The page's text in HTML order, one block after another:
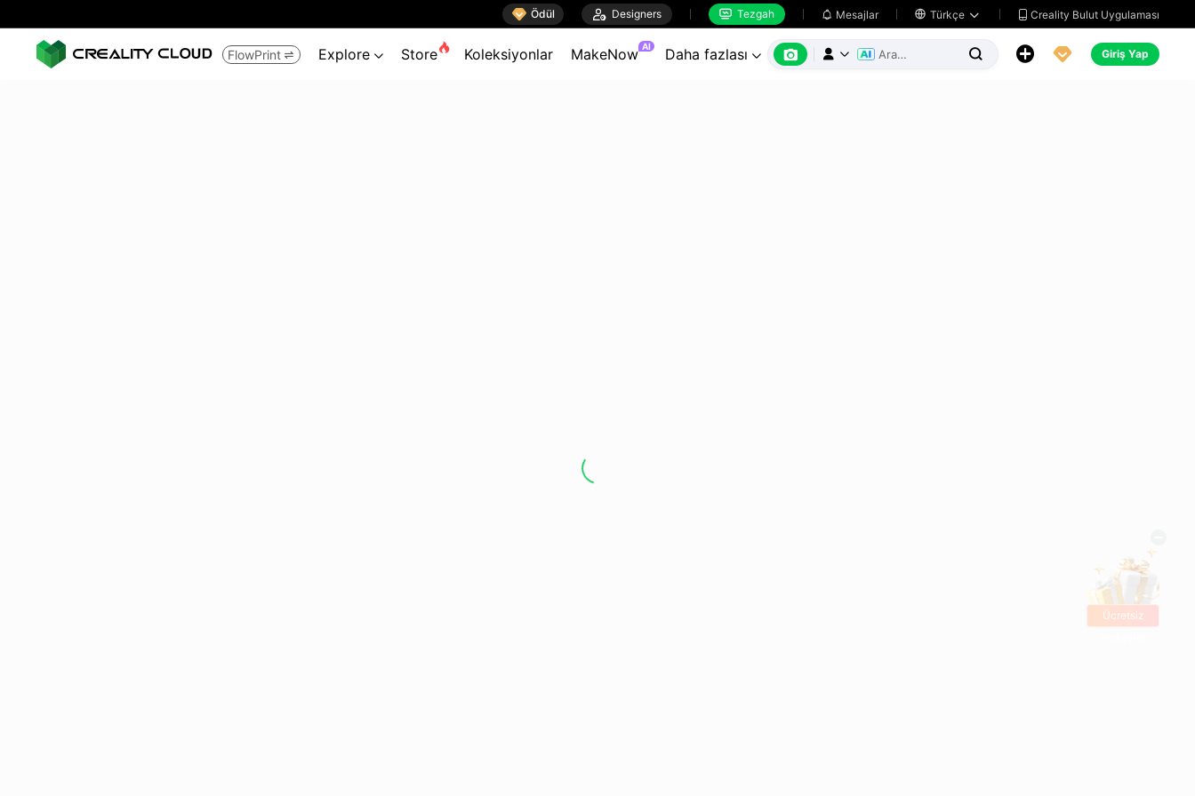
 Ödül  Designers  Tezgah  Mesajlar  Türkçe   Creality Bulut Uygulaması
FlowPrint  Explore  Store Koleksiyonlar MakeNow AI Daha fazlası        Giriş Yap
Ücretsiz